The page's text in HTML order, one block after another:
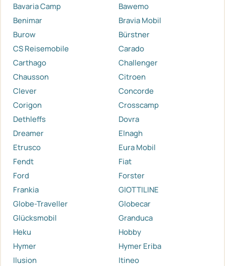
Bavaria Camp
Bawemo
Benimar
Bravia Mobil
Burow
Bürstner
CS Reisemobile
Carado
Carthago
Challenger
Chausson
Citroen
Clever
Concorde
Corigon
Crosscamp
Dethleffs
Dovra
Dreamer
Elnagh
Etrusco
Eura Mobil
Fendt
Fiat
Ford
Forster
Frankia
GIOTTILINE
Globe-Traveller
Globecar
Glücksmobil
Granduca
Heku
Hobby
Hymer
Hymer Eriba
Ilusion
Itineo